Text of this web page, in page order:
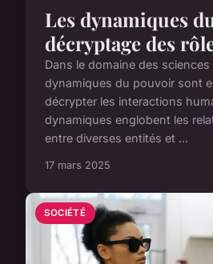
Les dynamiques
décryptage des
Dans le domaine des sciences
dynamiques du pouvoir sont
décrypter les interactions
dynamiques englobent les
entre diverses entités et ...
17 mars 2025
SOCIÉTÉ